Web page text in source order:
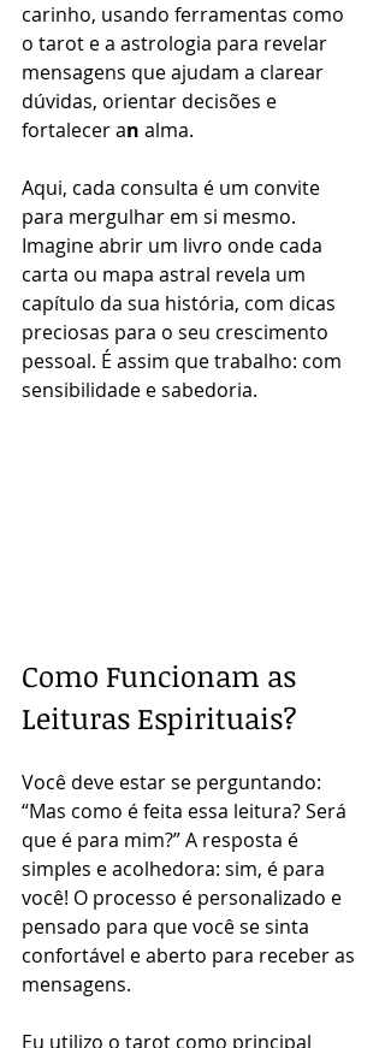
carinho, usando ferramentas como
o tarot e a astrologia para revelar
mensagens que ajudam a clarear
dúvidas, orientar decisões e
fortalecer an alma.
Aqui, cada consulta é um convite
para mergulhar em si mesmo.
Imagine abrir um livro onde cada
carta ou mapa astral revela um
capítulo da sua história, com dicas
preciosas para o seu crescimento
pessoal. É assim que trabalho: com
sensibilidade e sabedoria.
Como Funcionam as
Leituras Espirituais?
Você deve estar se perguntando:
“Mas como é feita essa leitura? Será
que é para mim?” A resposta é
simples e acolhedora: sim, é para
você! O processo é personalizado e
pensado para que você se sinta
confortável e aberto para receber as
mensagens.
Eu utilizo o tarot como principal